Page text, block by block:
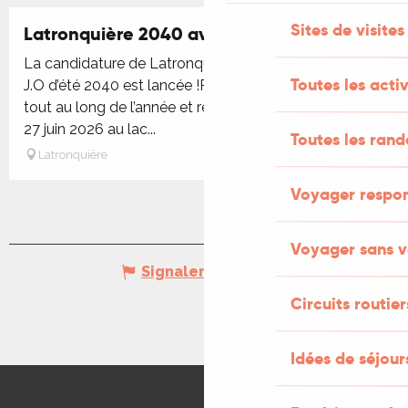
Sites de visites
Toutes les
Toutes les
Voyager
Voyager sans
Circuits
Idées de
Latronquière 2040 avec l'Orange Fluo !
La candidature de Latronquière à l’organisation des
J.O d’été 2040 est lancée !Préparons-nous ensemble
tout au long de l’année et retrouvons-nous le samedi
27 juin 2026 au lac...
Latronquière
Signaler une erreur